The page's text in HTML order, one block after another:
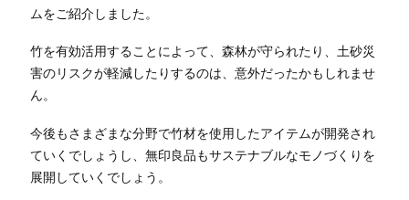
ムをご紹介しました。
竹を有効活用することによって、森林が守られたり、土砂災
害のリスクが軽減したりするのは、意外だったかもしれませ
ん。
今後もさまざまな分野で竹材を使用したアイテムが開発され
ていくでしょうし、無印良品もサステナブルなモノづくりを
展開していくでしょう。